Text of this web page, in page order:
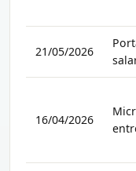
21/05/2026
16/04/2026